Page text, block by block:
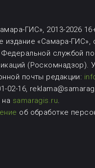
ГИС», 2013-2026
издание «Самара-
службой
(Роскомнадзор).
почты редакции:
02-16,
samaragis.ru.
об обработке